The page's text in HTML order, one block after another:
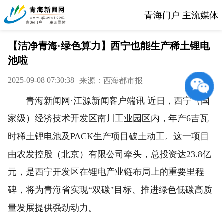
青海门户 主流媒体
【洁净青海·绿色算力】西宁也能生产稀土锂电
池啦
2025-09-08 07:30:38 来源：西海都市报
青海新闻网·江源新闻客户端讯 近日，西宁（国
家级）经济技术开发区南川工业园区内，年产6吉瓦
时稀土锂电池及PACK生产项目破土动工。这一项目
由农发控股（北京）有限公司牵头，总投资达23.8亿
元，是西宁开发区在锂电产业链布局上的重要里程
碑，将为青海省实现“双碳”目标、推进绿色低碳高质
量发展提供强劲动力。